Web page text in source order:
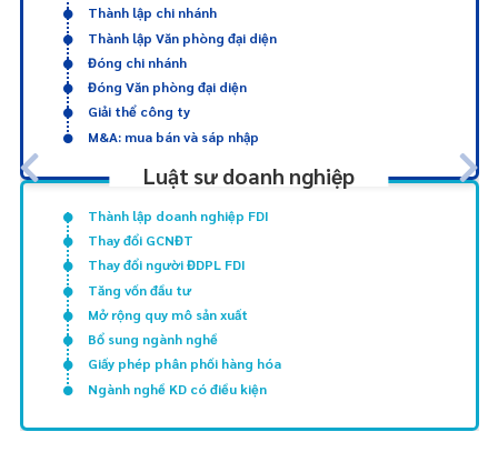
Thành lập chi nhánh
Thành lập Văn phòng đại diện
Đóng chi nhánh
Đóng Văn phòng đại diện
Giải thể công ty
M&A: mua bán và sáp nhập
Luật sư doanh nghiệp
Thành lập doanh nghiệp FDI
Thay đổi GCNĐT
Thay đổi người ĐDPL FDI
Tăng vốn đầu tư
Mở rộng quy mô sản xuất
Bổ sung ngành nghề
Giấy phép phân phối hàng hóa
Ngành nghề KD có điều kiện